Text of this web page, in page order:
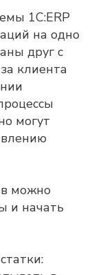
1С:ERP
на одно
друг с
клиента
могут
можно
и начать